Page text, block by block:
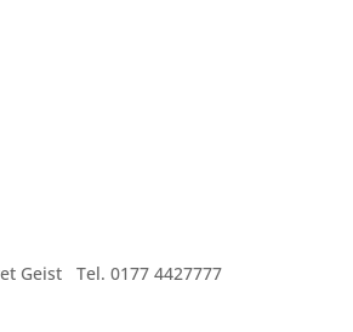
Geist Tel. 0177 4427777